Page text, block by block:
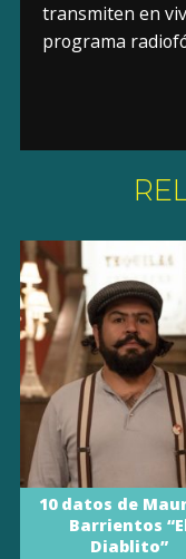
transmiten en
programa
10 datos de
Barrientos
Diablito”